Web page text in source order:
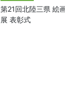
第21回北陸三県 絵
展 表彰式